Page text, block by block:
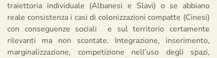
traiettoria individuale (Albanesi e Slavi) o se abbiano
reale consistenza i casi di colonizzazioni compatte (Cinesi)
con conseguenze sociali e sul territorio certamente
rilevanti ma non scontate. Integrazione, inserimento,
marginalizzazione, competizione nell’uso degli spazi,